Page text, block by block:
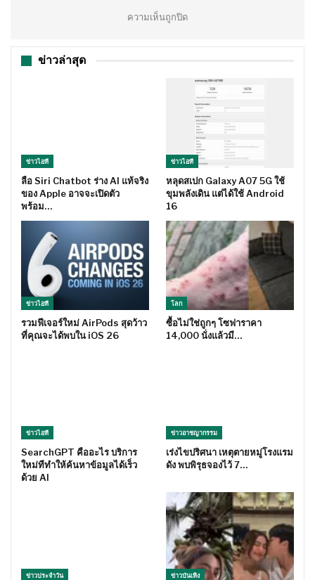
ความเห็นถูกปิด
ข่าวล่าสุด
ข่าวไอที
ลือ Siri Chatbot ร่าง AI แท้จริง
ของ Apple อาจจะเปิดตัว
พร้อม…
ข่าวไอที
หลุดสเปก Galaxy A07 5G ใช้
ขุมพลังเดิน แต่ได้ใช้ Android
16
ข่าวไอที
รวมฟีเจอร์ใหม่ AirPods สุดว้าว
ที่คุณจะได้พบใน iOS 26
โลก
ซื้อไม่ใช่ถูกๆ โซฟาราคา
14,000 นั่งแล้วมี…
ข่าวไอที
SearchGPT คืออะไร บริการ
ใหม่ทีทำให้ค้นหาข้อมูลได้เร็ว
ด้วย AI
ข่าวอาชญากรรม
เร่งไขปริศนา เหตุตายหมู่โรงแรม
ดัง พบพิรุธจองไว้ 7…
ข่าวประจำวัน ข่าวบันเทิง